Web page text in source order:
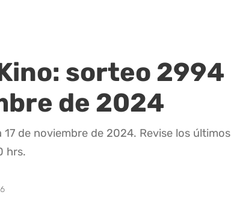
sorteo 2994
de 2024
de noviembre de 2024. Revise los últimos
hrs.